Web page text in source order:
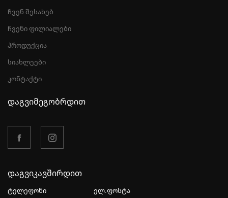
ჩვენ შესახებ
ჩვენი ფილიალები
პროდუქცია
სიახლეები
კონტაქტი
დაგვიმეგობრდით
დაგვიკავშირდით
ტელეფონი ელ.ფოსტა